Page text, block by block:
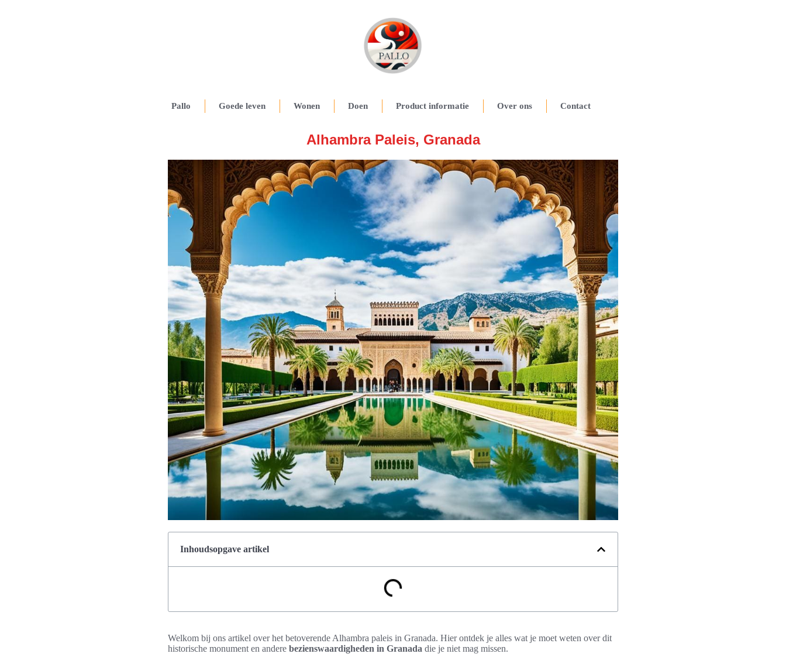
Pallo Goede leven Wonen Doen Product informatie Over ons Contact
Alhambra Paleis, Granada
Inhoudsopgave artikel
Welkom bij ons artikel over het betoverende Alhambra paleis in Granada. Hier ontdek je alles wat je moet weten over dit
historische monument en andere bezienswaardigheden in Granada die je niet mag missen.